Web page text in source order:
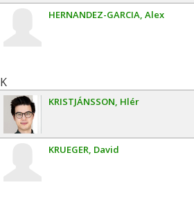
HERNANDEZ-GARCIA Alex
K
KRISTJÁNSSON Hlér
KRUEGER David